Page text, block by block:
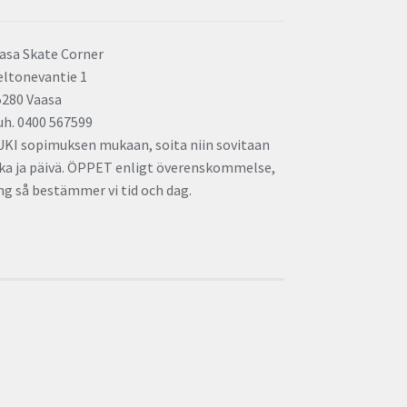
Skate Corner
1
Vaasa
0400 567599
sopimuksen mukaan, soita niin sovitaan
ja päivä. ÖPPET enligt överenskommelse,
så bestämmer vi tid och dag.